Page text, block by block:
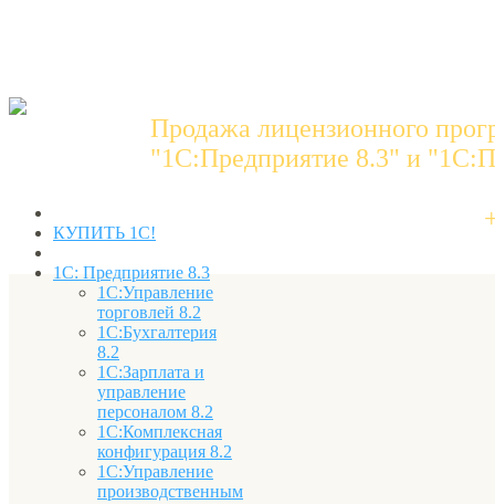
Продажа лицензионного
"1C:Предприятие 8.3" и
КУПИТЬ 1С!
1С: Предприятие 8.3
1С:Управление
торговлей 8.2
1С:Бухгалтерия
8.2
1С:Зарплата и
управление
персоналом 8.2
1С:Комплексная
конфигурация 8.2
1С:Управление
производственным